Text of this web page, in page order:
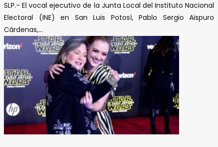
SLP.- El vocal ejecutivo de la Junta Local del Instituto Nacional
Electoral (INE) en San Luis Potosí, Pablo Sergio Aispuro
Cárdenas,...